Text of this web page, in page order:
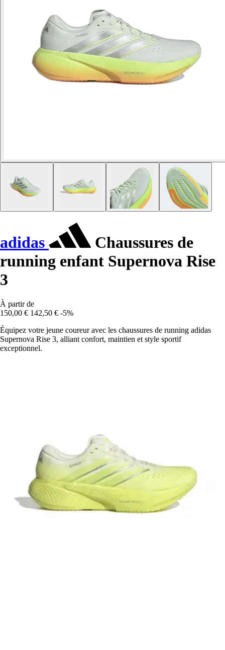
adidas
Chaussures de
running enfant Supernova Rise
3
À partir de
150,00 € 142,50 € -5%
Équipez votre jeune coureur avec les chaussures de running adidas
Supernova Rise 3, alliant confort, maintien et style sportif
exceptionnel.